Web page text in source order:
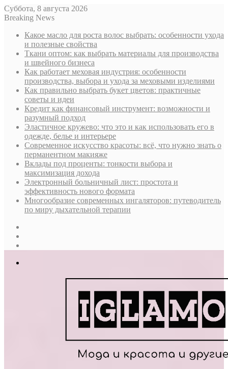
Суббота, 8 августа 2026
Breaking News
Какое масло для роста волос выбрать: особенности ухода
и полезные свойства
Ткани оптом: как выбрать материалы для производства
и швейного бизнеса
Как работает меховая индустрия: особенности
производства, выбора и ухода за меховыми изделиями
Как правильно выбрать букет цветов: практичные
советы и идеи
Кредит как финансовый инструмент: возможности и
разумный подход
Эластичное кружево: что это и как использовать его в
одежде, белье и интерьере
Современное искусство красоты: всё, что нужно знать о
перманентном макияже
Вклады под проценты: тонкости выбора и
максимизация дохода
Электронный больничный лист: простота и
эффективность нового формата
Многообразие современных ингаляторов: путеводитель
по миру дыхательной терапии